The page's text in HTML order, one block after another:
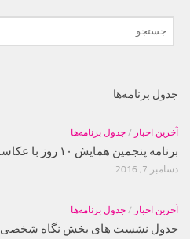
برای:
جدول برنامه‌ها
آخرین اخبار / جدول برنامه‌ها
برنامه پنجمین همایش ۱۰ روز با عکاسان
دسامبر 7, 2016
آخرین اخبار / جدول برنامه‌ها
جدول نشست های بخش نگاه شخصی